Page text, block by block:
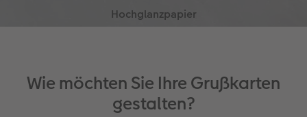
Recyclingpapier
Wasserbasierter Digitaldruck
Matte, sanfte Farben
wertige UV-Lackierung der Außenseiten
Wie möchten Sie Ihre Grußkarten
gestalten?